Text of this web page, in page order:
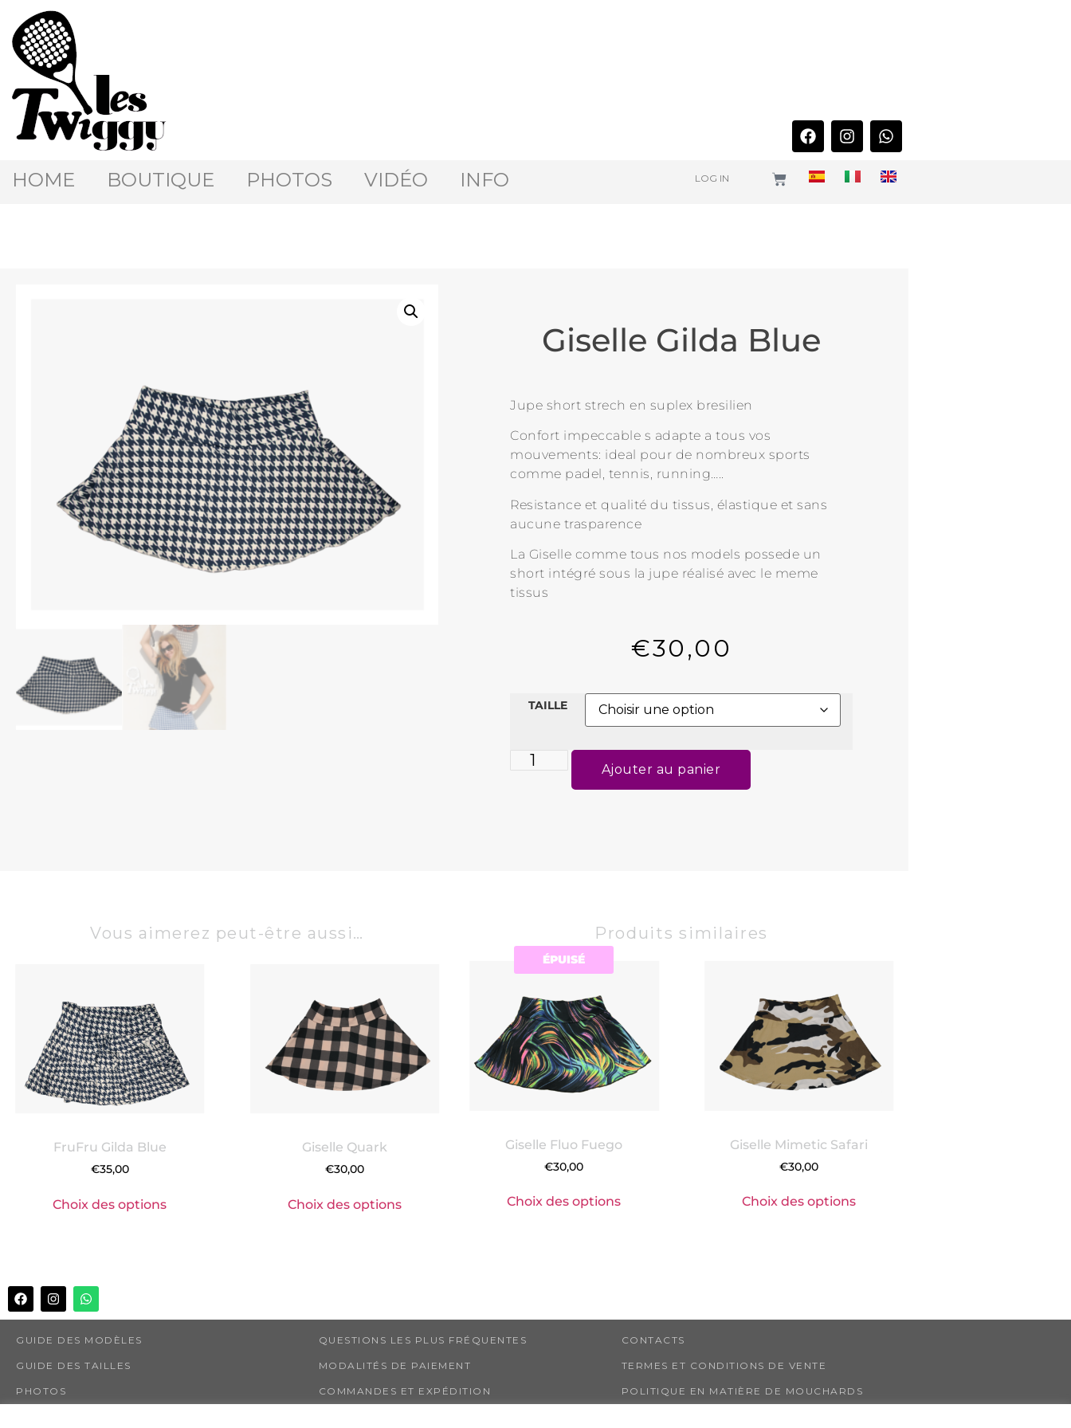
HOME BOUTIQUE PHOTOS VIDÉO INFO LOG IN
Giselle Gilda Blue
Jupe short strech en suplex bresilien
Confort impeccable s adapte a tous vos
mouvements: ideal pour de nombreux sports
comme padel, tennis, running…..
Resistance et qualité du tissus, élastique et sans
aucune trasparence
La Giselle comme tous nos models possede un
short intégré sous la jupe réalisé avec le meme
tissus
€30,00
TAILLE
Ajouter au panier
Vous aimerez peut-être aussi…
FruFru Gilda Blue
€35,00
Choix des options
Giselle Quark
€30,00
Choix des options
Produits similaires
ÉPUISÉ
Giselle Fluo Fuego
€30,00
Choix des options
Giselle Mimetic Safari
€30,00
Choix des options
GUIDE DES MODÈLES
GUIDE DES TAILLES
PHOTOS
QUESTIONS LES PLUS FRÉQUENTES
MODALITÉS DE PAIEMENT
COMMANDES ET EXPÉDITION
CONTACTS
TERMES ET CONDITIONS DE VENTE
POLITIQUE EN MATIÈRE DE MOUCHARDS